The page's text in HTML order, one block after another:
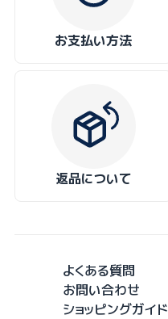
お支払い方法
返品について
よくある質問
お問い合わせ
ショッピングガイド